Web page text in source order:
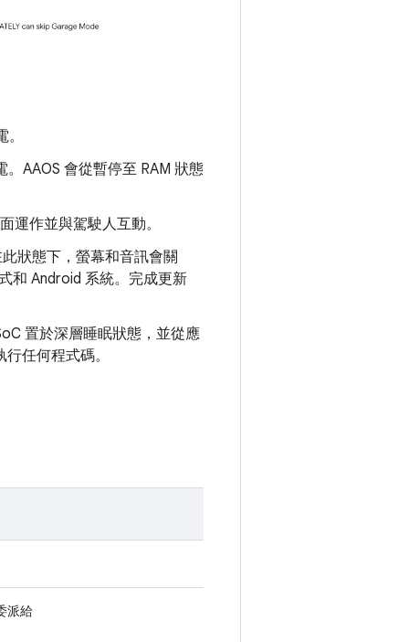
AAOS 會從暫停至 RAM 狀態
運作並與駕駛人互動。
狀態下，螢幕和音訊會關
和 Android 系統。完成更新
置於深層睡眠狀態，並從應
任何程式碼。
派給